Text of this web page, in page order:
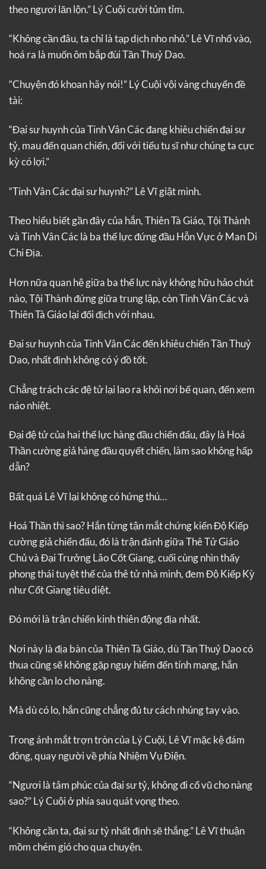
theo ngươi lăn lộn.” Lý Cuội cười tủm tỉm.
“Không cần đâu, ta chỉ là tạp dịch nho nhỏ.” Lê Vĩ nhổ vào,
hoá ra là muốn ôm bắp đùi Tần Thuỷ Dao.
“Chuyện đó khoan hãy nói!” Lý Cuội vội vàng chuyển đề
tài:
“Đại sư huynh của Tinh Vân Các đang khiêu chiến đại sư
tỷ, mau đến quan chiến, đối với tiểu tu sĩ như chúng ta cực
kỳ có lợi.”
“Tinh Vân Các đại sư huynh?” Lê Vĩ giật mình.
Theo hiểu biết gần đây của hắn, Thiên Tà Giáo, Tội Thành
và Tinh Vân Các là ba thế lực đứng đầu Hỗn Vực ở Man Di
Chi Địa.
Hơn nữa quan hệ giữa ba thế lực này không hữu hảo chút
nào, Tội Thành đứng giữa trung lập, còn Tinh Vân Các và
Thiên Tà Giáo lại đối địch với nhau.
Đại sư huynh của Tinh Vân Các đến khiêu chiến Tần Thuỷ
Dao, nhất định không có ý đồ tốt.
Chẳng trách các đệ tử lại lao ra khỏi nơi bế quan, đến xem
náo nhiệt.
Đại đệ tử của hai thế lực hàng đầu chiến đấu, đây là Hoá
Thần cường giả hàng đầu quyết chiến, làm sao không hấp
dẫn?
Bất quá Lê Vĩ lại không có hứng thú…
Hoá Thần thì sao? Hắn từng tận mắt chứng kiến Độ Kiếp
cường giả chiến đấu, đó là trận đánh giữa Thê Tử Giáo
Chủ và Đại Trưởng Lão Cốt Giang, cuối cùng nhìn thấy
phong thái tuyệt thế của thê tử nhà mình, đem Độ Kiếp Kỳ
như Cốt Giang tiêu diệt.
Đó mới là trận chiến kinh thiên động địa nhất.
Nơi này là địa bàn của Thiên Tà Giáo, dù Tần Thuỷ Dao có
thua cũng sẽ không gặp nguy hiểm đến tính mạng, hắn
không cần lo cho nàng.
Mà dù có lo, hắn cũng chẳng đủ tư cách nhúng tay vào.
Trong ánh mắt trợn tròn của Lý Cuội, Lê Vĩ mặc kệ đám
đông, quay người về phía Nhiệm Vụ Điện.
“Ngươi là tâm phúc của đại sư tỷ, không đi cổ vũ cho nàng
sao?” Lý Cuội ở phía sau quát vọng theo.
“Không cần ta, đại sư tỷ nhất định sẽ thắng.” Lê Vĩ thuận
mồm chém gió cho qua chuyện.